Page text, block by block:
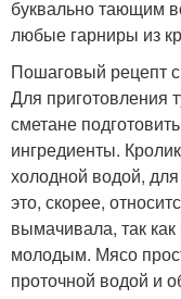
буквально тающим
любые гарниры из
Пошаговый рецепт
Для приготовления
сметане
ингредиенты.
холодной водой,
это, скорее,
вымачивала, так
молодым. Мясо
проточной водой и